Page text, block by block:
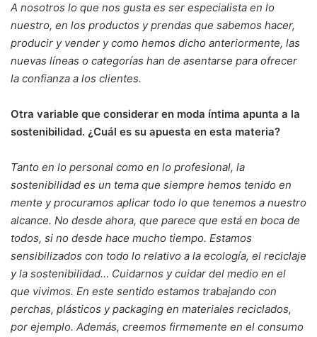
A nosotros lo que nos gusta es ser especialista en lo
nuestro, en los productos y prendas que sabemos hacer,
producir y vender y como hemos dicho anteriormente, las
nuevas líneas o categorías han de asentarse para ofrecer
la confianza a los clientes.
Otra variable que considerar en moda íntima apunta a la
sostenibilidad. ¿Cuál es su apuesta en esta materia?
Tanto en lo personal como en lo profesional, la
sostenibilidad es un tema que siempre hemos tenido en
mente y procuramos aplicar todo lo que tenemos a nuestro
alcance. No desde ahora, que parece que está en boca de
todos, si no desde hace mucho tiempo. Estamos
sensibilizados con todo lo relativo a la ecología, el reciclaje
y la sostenibilidad… Cuidarnos y cuidar del medio en el
que vivimos. En este sentido estamos trabajando con
perchas, plásticos y packaging en materiales reciclados,
por ejemplo. Además, creemos firmemente en el consumo